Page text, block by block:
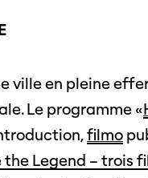
ville en pleine
Le programme «
filmo
the Legend – trois